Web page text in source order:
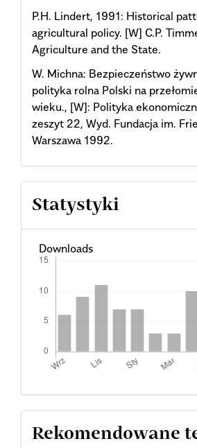
P.H. Lindert, 1991: Historical
agricultural policy. [W] C.P.
Agriculture and the State.
W. Michna: Bezpieczeństwo
polityka rolna Polski na
wieku., [W]: Polityka
zeszyt 22, Wyd. Fundacja im.
Warszawa 1992.
Statystyki
Downloads
Rekomendowane